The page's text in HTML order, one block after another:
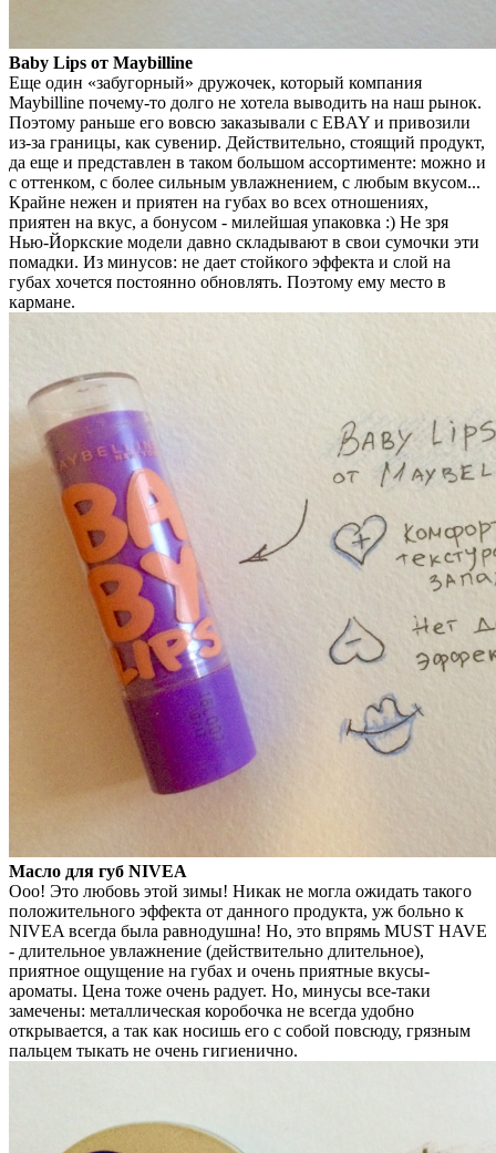
Baby Lips от Maybilline
Еще один «забугорный» дружочек, который компания
Maybilline почему-то долго не хотела выводить на наш рынок.
Поэтому раньше его вовсю заказывали с EBAY и привозили
из-за границы, как сувенир. Действительно, стоящий продукт,
да еще и представлен в таком большом ассортименте: можно и
с оттенком, с более сильным увлажнением, с любым вкусом...
Крайне нежен и приятен на губах во всех отношениях,
приятен на вкус, а бонусом - милейшая упаковка :) Не зря
Нью-Йоркские модели давно складывают в свои сумочки эти
помадки. Из минусов: не дает стойкого эффекта и слой на
губах хочется постоянно обновлять. Поэтому ему место в
кармане.
Масло для губ NIVEA
Ооо! Это любовь этой зимы! Никак не могла ожидать такого
положительного эффекта от данного продукта, уж больно к
NIVEA всегда была равнодушна! Но, это впрямь MUST HAVE
- длительное увлажнение (действительно длительное),
приятное ощущение на губах и очень приятные вкусы-
ароматы. Цена тоже очень радует. Но, минусы все-таки
замечены: металлическая коробочка не всегда удобно
открывается, а так как носишь его с собой повсюду, грязным
пальцем тыкать не очень гигиенично.